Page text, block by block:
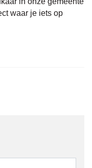
waar je iets op